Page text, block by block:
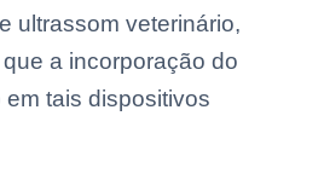
ultrassom veterinário,
a incorporação do
tais dispositivos